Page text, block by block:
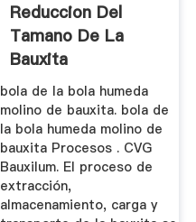
Reduccion Del
Tamano De La
Bauxita
bola de la bola humeda
molino de bauxita. bola de
la bola humeda molino de
bauxita Procesos . CVG
Bauxilum. El proceso de
extracción,
almacenamiento, carga y